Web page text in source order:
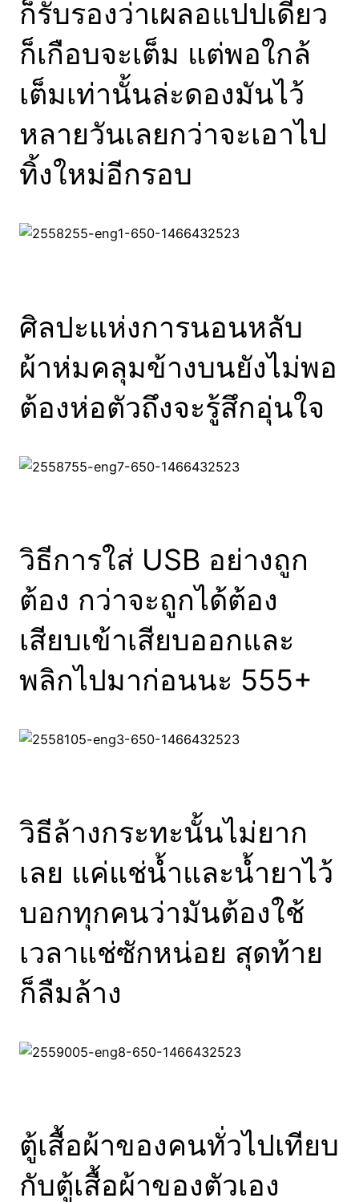
ก็รับรองว่าเผลอแปปเดียว
ก็เกือบจะเต็ม แต่พอใกล้
เต็มเท่านั้นล่ะดองมันไว้
หลายวันเลยกว่าจะเอาไป
ทิ้งใหม่อีกรอบ
ศิลปะแห่งการนอนหลับ
ผ้าห่มคลุมข้างบนยังไม่พอ
ต้องห่อตัวถึงจะรู้สึกอุ่นใจ
วิธีการใส่ USB อย่างถูก
ต้อง กว่าจะถูกได้ต้อง
เสียบเข้าเสียบออกและ
พลิกไปมาก่อนนะ 555+
วิธีล้างกระทะนั้นไม่ยาก
เลย แค่แช่น้ำและน้ำยาไว้
บอกทุกคนว่ามันต้องใช้
เวลาแช่ซักหน่อย สุดท้าย
ก็ลืมล้าง
ตู้เสื้อผ้าของคนทั่วไปเทียบ
กับตู้เสื้อผ้าของตัวเอง